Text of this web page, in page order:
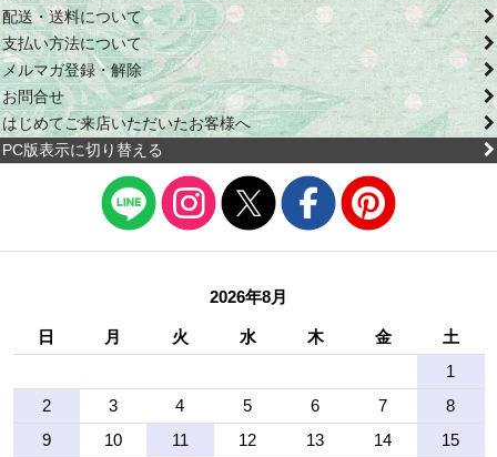
配送・送料について
支払い方法について
メルマガ登録・解除
お問合せ
はじめてご来店いただいたお客様へ
PC版表示に切り替える
2026年8月
日 月 火 水 木 金
土
1
2
3 4 5 6 7
8
9
10 11 12 13 14
15